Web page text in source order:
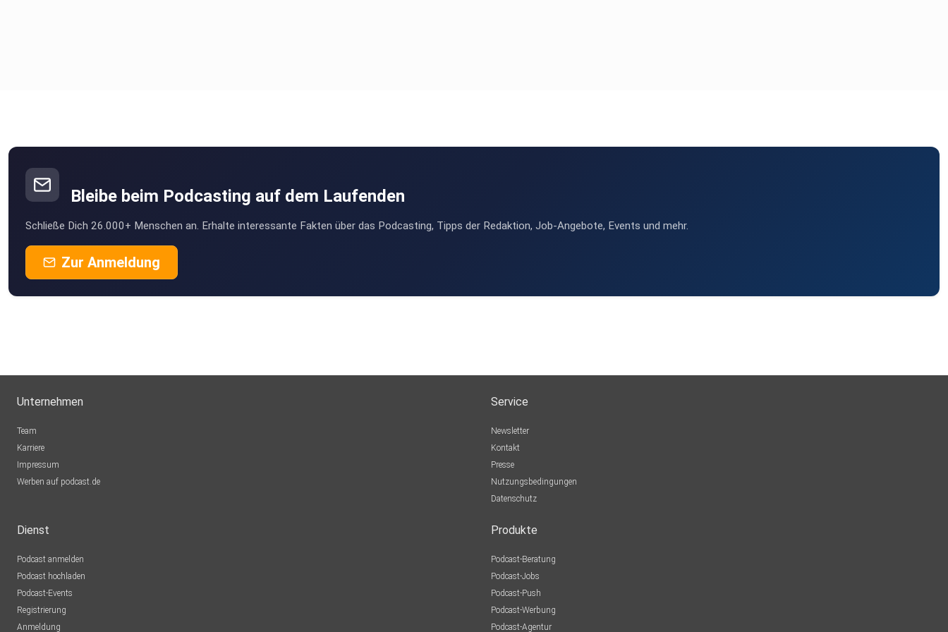
Bleibe beim Podcasting auf dem Laufenden
Schließe Dich 26.000+ Menschen an. Erhalte interessante Fakten über das Podcasting, Tipps der Redaktion, Job-Angebote, Events und mehr.
Zur Anmeldung
Unternehmen
Team
Karriere
Impressum
Werben auf podcast.de
Service
Newsletter
Kontakt
Presse
Nutzungsbedingungen
Datenschutz
Dienst
Podcast anmelden
Podcast hochladen
Podcast-Events
Registrierung
Anmeldung
Produkte
Podcast-Beratung
Podcast-Jobs
Podcast-Push
Podcast-Werbung
Podcast-Agentur